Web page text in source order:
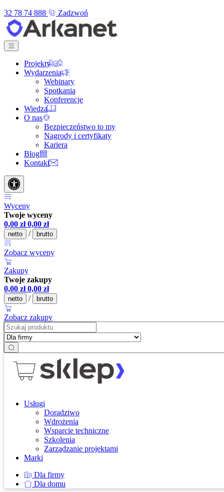
32 78 74 888
Zadzwoń
Projekty
Wydarzenia
Webinary
Spotkania
Konferencje
Wiedza
O nas
Bezpieczeństwo to my
Nagrody i certyfikaty
Kariera
Blog
Kontakt
Wyceny
Twoje wyceny
0,00 zł 0,00 zł
netto / brutto
Zobacz wyceny
Zakupy
Twoje zakupy
0,00 zł 0,00 zł
netto / brutto
Zobacz zakupy
Usługi
Doradztwo
Wdrożenia
Wsparcie techniczne
Szkolenia
Zarządzanie projektami
Marki
Dla firmy
Dla domu